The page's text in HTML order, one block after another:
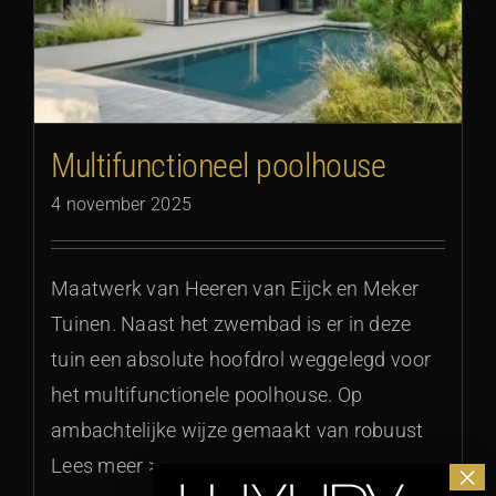
Multifunctioneel poolhouse
4 november 2025
Maatwerk van Heeren van Eijck en Meker
Tuinen. Naast het zwembad is er in deze
tuin een absolute hoofdrol weggelegd voor
het multifunctionele poolhouse. Op
ambachtelijke wijze gemaakt van robuust
Lees meer >